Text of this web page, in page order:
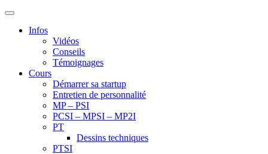
Infos
Vidéos
Conseils
Témoignages
Cours
Démarrer sa startup
Entretien de personnalité
MP – PSI
PCSI – MPSI – MP2I
PT
Dessins techniques
PTSI